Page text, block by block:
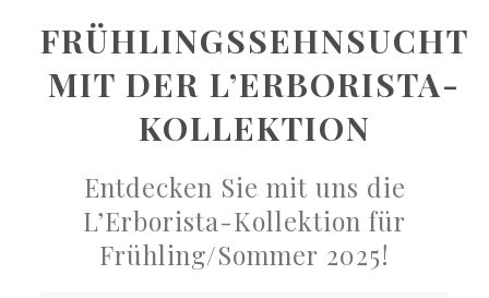
FRÜHLINGSSEHNSUCHT
MIT DER L’ERBORISTA-
KOLLEKTION
Entdecken Sie mit uns die
L’Erborista-Kollektion für
Frühling/Sommer 2025!